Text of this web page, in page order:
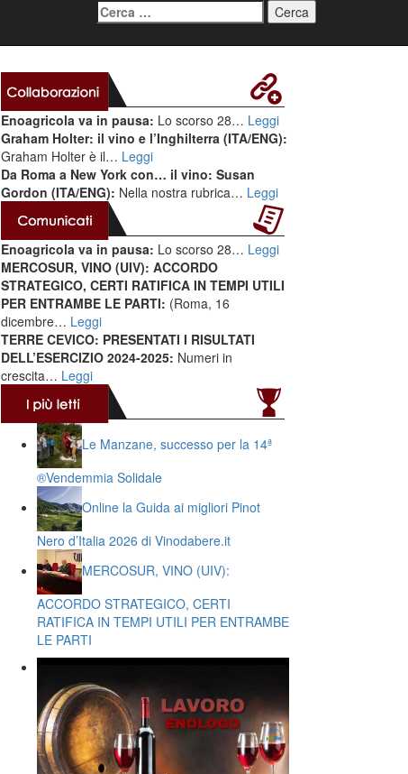
Ricerca
per:
Enoagricola va in pausa: Lo scorso 28… Leggi
Graham Holter: il vino e l’Inghilterra (ITA/ENG):
Graham Holter è il… Leggi
Da Roma a New York con… il vino: Susan
Gordon (ITA/ENG): Nella nostra rubrica… Leggi
Enoagricola va in pausa: Lo scorso 28… Leggi
MERCOSUR, VINO (UIV): ACCORDO
STRATEGICO, CERTI RATIFICA IN TEMPI UTILI
PER ENTRAMBE LE PARTI: (Roma, 16
dicembre… Leggi
TERRE CEVICO: PRESENTATI I RISULTATI
DELL’ESERCIZIO 2024-2025: Numeri in
crescita… Leggi
Le Manzane, successo per la 14ª
®️Vendemmia Solidale
Online la Guida ai migliori Pinot
Nero d’Italia 2026 di Vinodabere.it
MERCOSUR, VINO (UIV):
ACCORDO STRATEGICO, CERTI
RATIFICA IN TEMPI UTILI PER ENTRAMBE
LE PARTI